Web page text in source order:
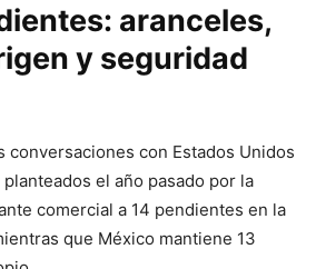
aranceles,
y seguridad
conversaciones con Estados Unidos
el año pasado por la
comercial a 14 pendientes en la
que México mantiene 13